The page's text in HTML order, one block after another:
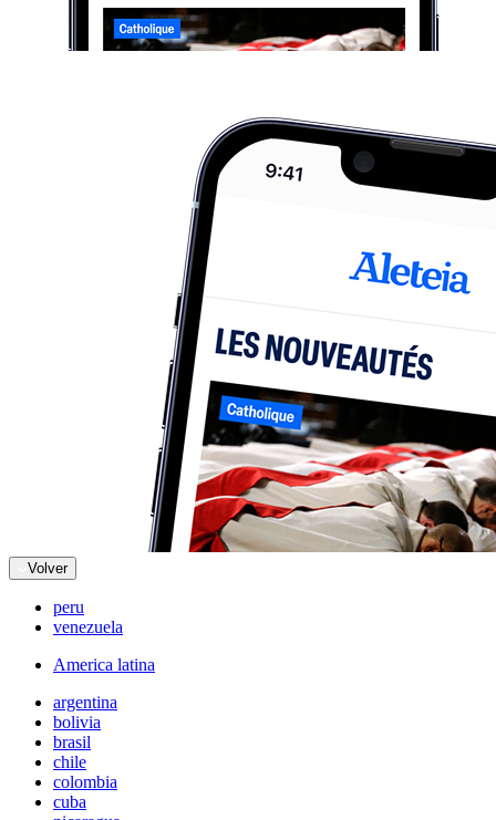
Volver
peru
venezuela
America latina
argentina
bolivia
brasil
chile
colombia
cuba